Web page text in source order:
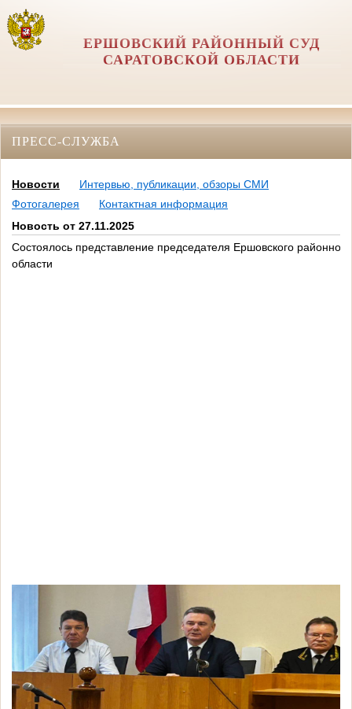
ЕРШОВСКИЙ РАЙОННЫЙ СУД
САРАТОВСКОЙ ОБЛАСТИ
ПРЕСС-СЛУЖБА
Новости
Интервью, публикации, обзоры СМИ
Фотогалерея
Контактная информация
Новость от 27.11.2025
Состоялось представление председателя Ершовского
области